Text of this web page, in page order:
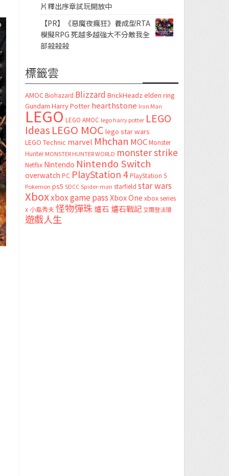
片釋出序章試玩開放中
【PR】《惡魔夜瘋狂》養成型RTA
模擬RPG 死越多越強大不分敵我全
部殺殺殺
標籤雲
AMOC Biohazard Blizzard BrickHeadz elden ring
Gundam Harry Potter hearthstone Iron Man
LEGO LEGO AMOC lego harry potter LEGO
Ideas LEGO MOC lego star wars
LEGO Technic marvel Mhchan MOC Monster
Hunter MONSTER HUNTER WORLD monster strike
Netflix Nintendo Nintendo Switch
overwatch PC PlayStation 4 PlayStation 5
Pokemon ps5 SDCC Spider-man starfield star wars
Xboxxbox game passXbox One xbox series
x 小島秀夫怪物彈珠 爐石 爐石戰記艾爾登法環
遊戲人生